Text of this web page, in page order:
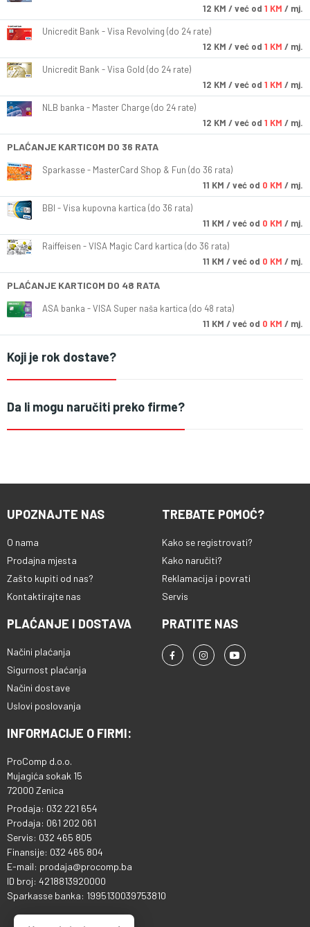
12 KM / već od 1 KM / mj.
Unicredit Bank - Visa Revolving (do 24 rate)
12 KM / već od 1 KM / mj.
Unicredit Bank - Visa Gold (do 24 rate)
12 KM / već od 1 KM / mj.
NLB banka - Master Charge (do 24 rate)
12 KM / već od 1 KM / mj.
PLAĆANJE KARTICOM DO 36 RATA
Sparkasse - MasterCard Shop & Fun (do 36 rata)
11 KM / već od 0 KM / mj.
BBI - Visa kupovna kartica (do 36 rata)
11 KM / već od 0 KM / mj.
Raiffeisen - VISA Magic Card kartica (do 36 rata)
11 KM / već od 0 KM / mj.
PLAĆANJE KARTICOM DO 48 RATA
ASA banka - VISA Super naša kartica (do 48 rata)
11 KM / već od 0 KM / mj.
Koji je rok dostave?
Da li mogu naručiti preko firme?
UPOZNAJTE NAS
O nama
Prodajna mjesta
Zašto kupiti od nas?
Kontaktirajte nas
TREBATE POMOĆ?
Kako se registrovati?
Kako naručiti?
Reklamacija i povrati
Servis
PLAĆANJE I DOSTAVA
Načini plaćanja
Sigurnost plaćanja
Načini dostave
Uslovi poslovanja
PRATITE NAS
INFORMACIJE O FIRMI:
ProComp d.o.o.
Mujagića sokak 15
72000 Zenica
Prodaja: 032 221 654
Prodaja: 061 202 061
Servis: 032 465 805
Finansije: 032 465 804
E-mail: prodaja@procomp.ba
ID broj: 4218813920000
Sparkasse banka: 1995130039753810